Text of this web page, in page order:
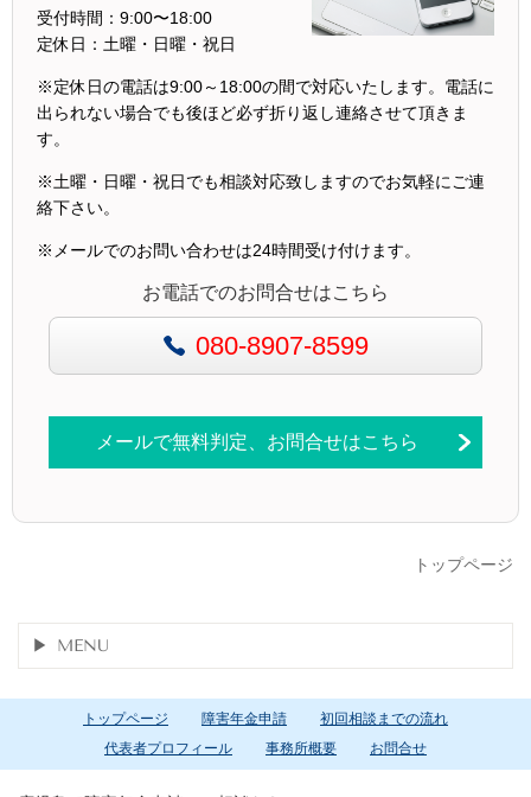
受付時間： 9:00〜18:00
定休日： 土曜・日曜・祝日
※定休日の電話は9:00～18:00の間で対応いたします。電話に
出られない場合でも後ほど必ず折り返し連絡させて頂きま
す。
※土曜・日曜・祝日でも相談対応致しますのでお気軽にご連
絡下さい。
※メールでのお問い合わせは24時間受け付けます。
お電話でのお問合せはこちら
080-8907-8599
メールで無料判定、お問合せはこちら
トップページ
MENU
トップページ 障害年金申請
初回相談までの流れ
代表者プロフィール
事務所概要 お問合せ